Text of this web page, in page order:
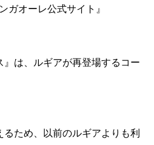
ガオーレ公式サイト』
』は、ルギアが再登場するコー
ため、以前のルギアよりも利